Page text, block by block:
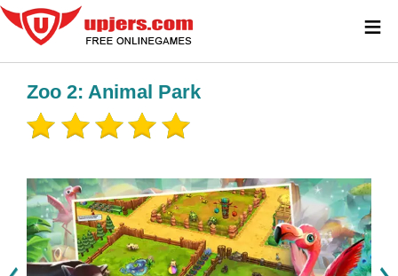
Zoo 2: Animal Park
≡